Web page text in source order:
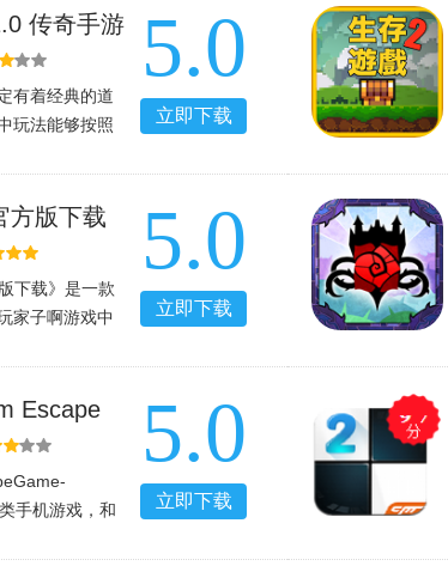
动动传奇手游
有着经典的道
玩法能够按照
游戏
5.0
立即下载
方版下载
下载》是一款
家子啊游戏中
5.0
立即下载
Escape
密室逃脱
手机游戏，和
5.0
立即下载